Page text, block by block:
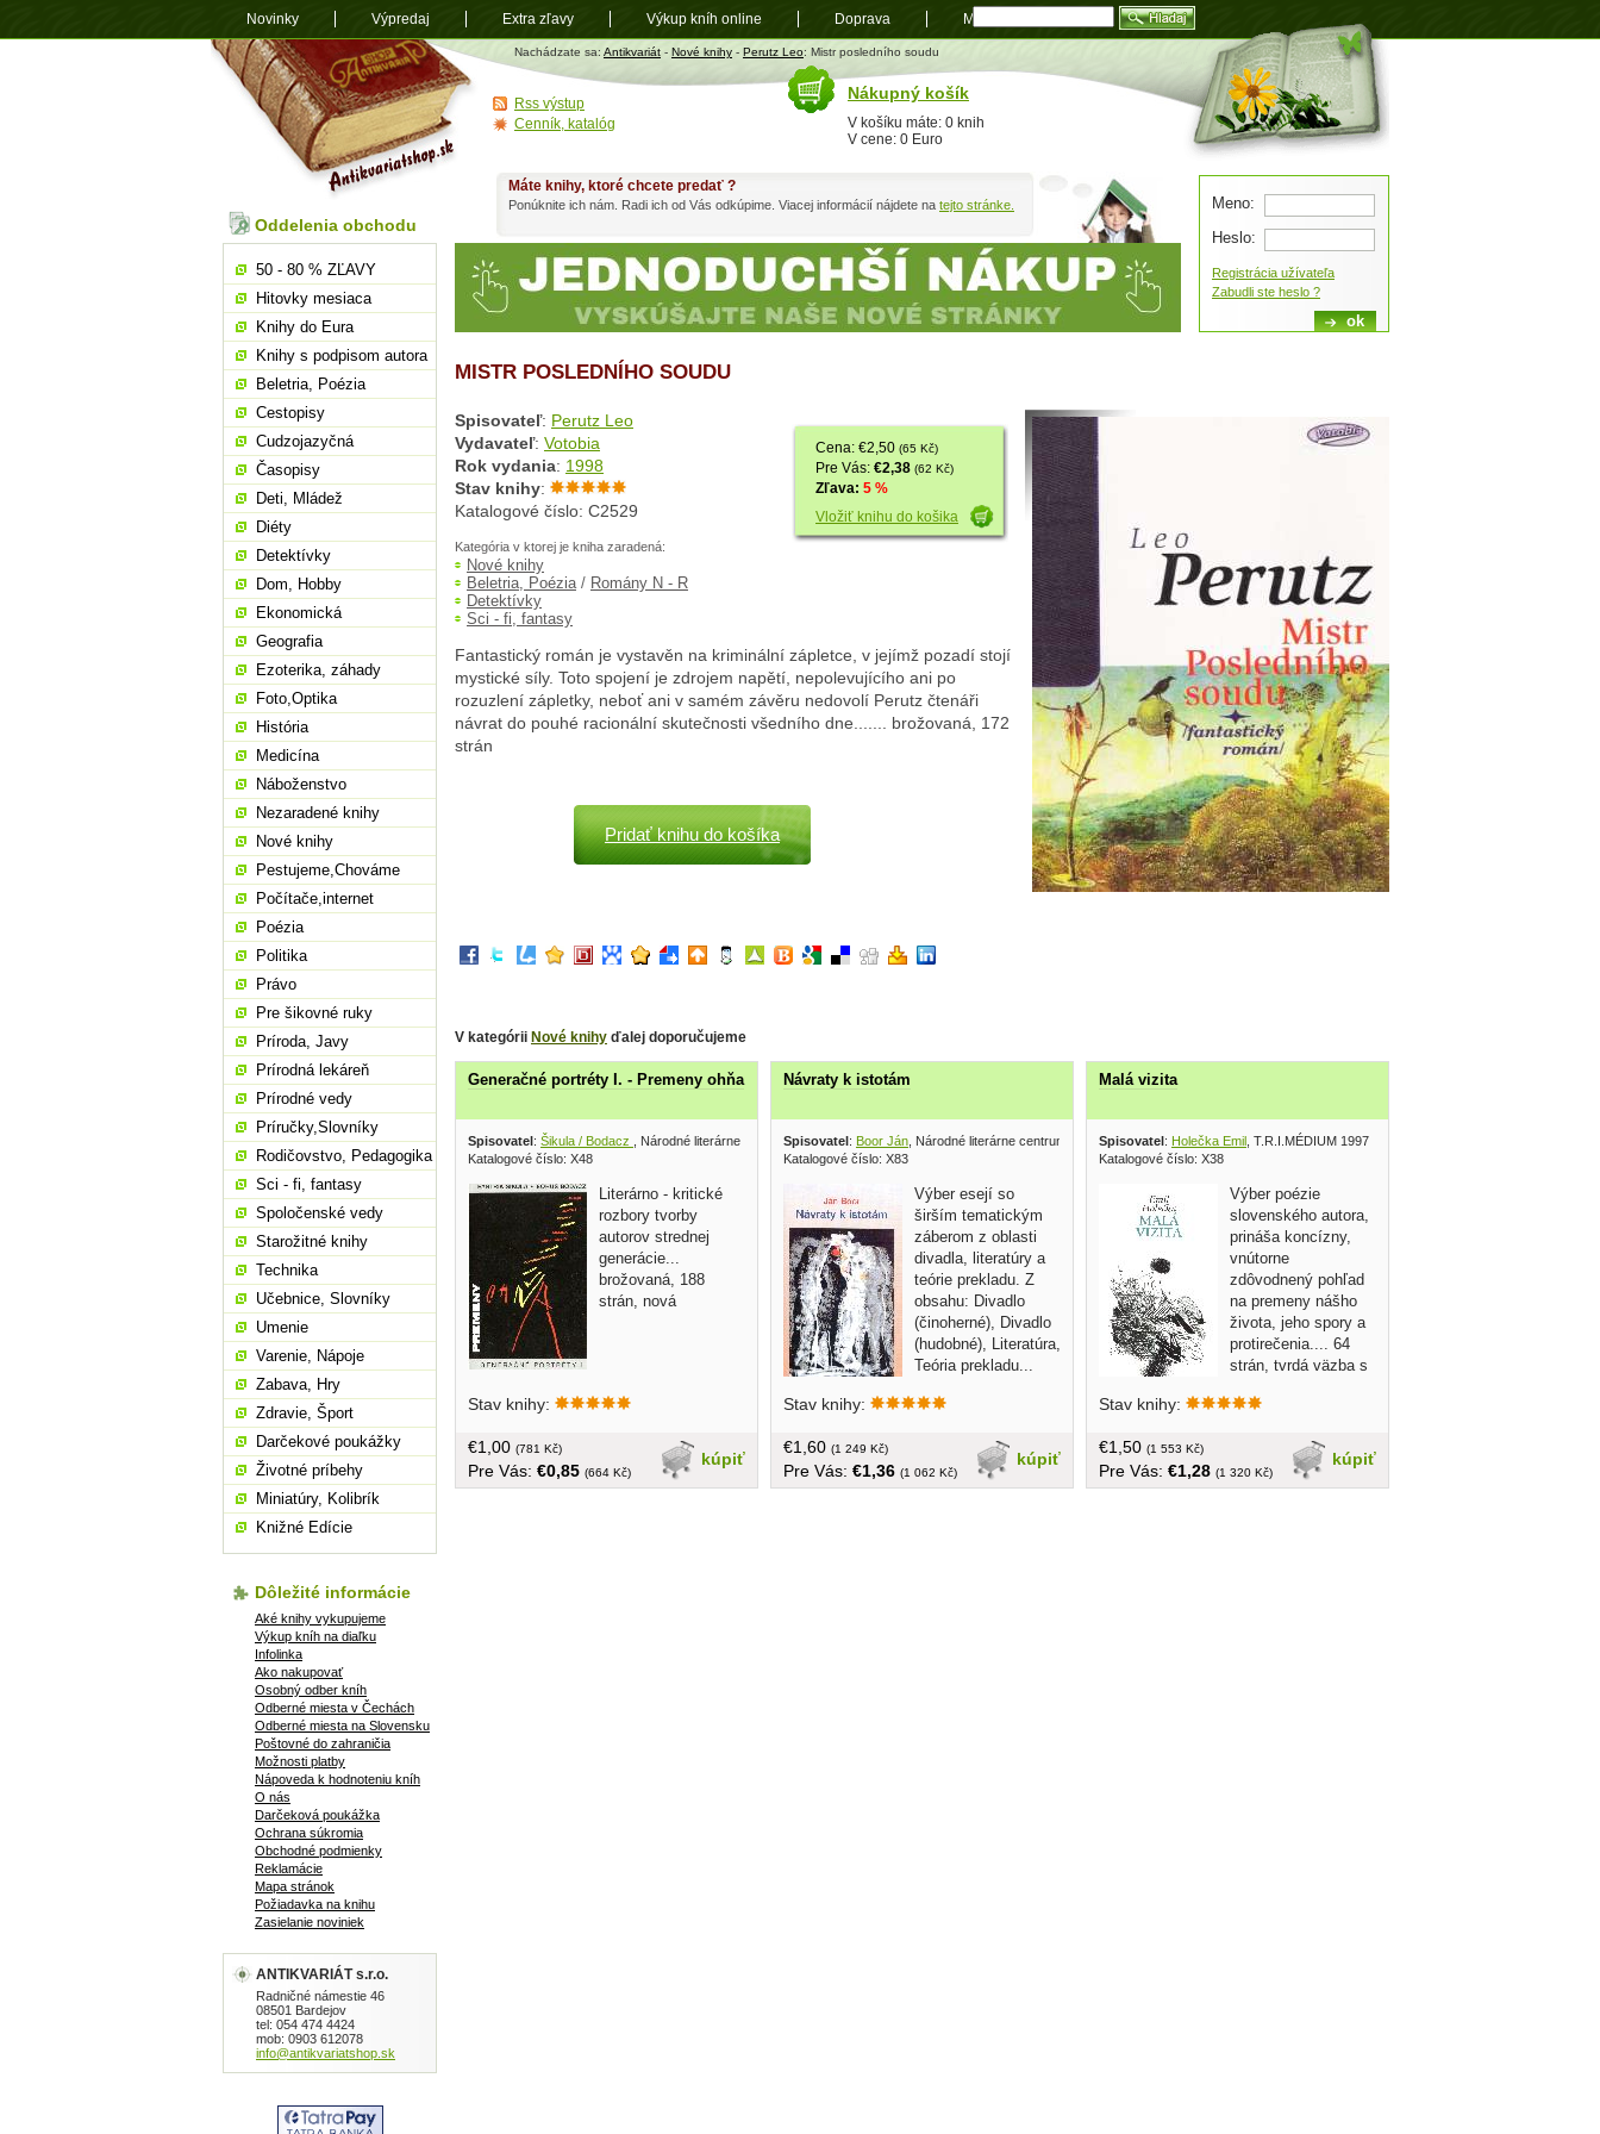
Antikvariát
shop.sk
Nachádzate sa: Antikvariát - Nové knihy - Perutz Leo: Mistr posledního soudu
MISTR POSLEDNÍHO SOUDU
Cena: €2,50 (65 Kč)
Pre Vás: €2,38 (62 Kč)
Zľava: 5 %
Vložiť knihu do košika
Spisovateľ: Perutz Leo
Vydavateľ: Votobia
Rok vydania: 1998
Stav knihy:
Katalogové číslo: C2529
Kategória v ktorej je kniha zaradená:
Nové knihy
Beletria, Poézia/ Romány N - R
Detektívky
Sci - fi, fantasy
Fantastický román je vystavěn na kriminální zápletce, v jejímž pozadí stojí
mystické síly. Toto spojení je zdrojem napětí, nepolevujícího ani po
rozuzlení zápletky, neboť ani v samém závěru nedovolí Perutz čtenáři
návrat do pouhé racionální skutečnosti všedního dne....... brožovaná, 172
strán
Pridať knihu do košíka
V kategórii Nové knihy ďalej doporučujeme
Generačné portréty I. - Premeny ohňa
Spisovatel: Šikula / Bodacz
, Národné literárne centrum 1997
Katalogové číslo: X48
Literárno - kritické
rozbory tvorby
autorov strednej
generácie...
brožovaná, 188
strán, nová
Stav knihy:
kúpiť
€1,00 (781 Kč)
Pre Vás: €0,85 (664 Kč)
Návraty k istotám
Spisovatel: Boor Ján , Národné literárne centrum 1998
Katalogové číslo: X83
Výber esejí so
širším tematickým
záberom z oblasti
divadla, literatúry a
teórie prekladu. Z
obsahu: Divadlo
(činoherné), Divadlo
(hudobné), Literatúra,
Teória prekladu...
väzba, obal, nová
Stav knihy:
kúpiť
€1,60 (1 249 Kč)
Pre Vás: €1,36 (1 062 Kč)
Malá vizita
Spisovatel: Holečka Emil , T.R.I.MÉDIUM 1997
Katalogové číslo: X38
Výber poézie
slovenského autora,
prináša koncízny,
vnútorne
zdôvodnený pohľad
na premeny nášho
života, jeho spory a
protirečenia.... 64
strán, tvrdá väzba s
Stav knihy:
kúpiť
€1,50 (1 553 Kč)
Pre Vás: €1,28 (1 320 Kč)
Máte knihy, ktoré chcete predať ?
Ponúknite ich nám. Radi ich od Vás odkúpime. Viacej informácií nájdete na tejto stránke.
Oddelenia obchodu
50 - 80 % ZĽAVY
Hitovky mesiaca
Knihy do Eura
Knihy s podpisom autora
Beletria, Poézia
Cestopisy
Cudzojazyčná
Časopisy
Deti, Mládež
Diéty
Detektívky
Dom, Hobby
Ekonomická
Geografia
Ezoterika, záhady
Foto,Optika
História
Medicína
Náboženstvo
Nezaradené knihy
Nové knihy
Pestujeme,Chováme
Počítače,internet
Poézia
Politika
Právo
Pre šikovné ruky
Príroda, Javy
Prírodná lekáreň
Prírodné vedy
Príručky,Slovníky
Rodičovstvo, Pedagogika
Sci - fi, fantasy
Spoločenské vedy
Starožitné knihy
Technika
Učebnice, Slovníky
Umenie
Varenie, Nápoje
Zabava, Hry
Zdravie, Šport
Darčekové poukážky
Životné príbehy
Miniatúry, Kolibrík
Knižné Edície
Dôležité informácie
Aké knihy vykupujeme
Výkup kníh na diaľku
Infolinka
Ako nakupovať
Osobný odber kníh
Odberné miesta v Čechách
Odberné miesta na Slovensku
Poštovné do zahraničia
Možnosti platby
Nápoveda k hodnoteniu kníh
O nás
Darčeková poukážka
Ochrana súkromia
Obchodné podmienky
Reklamácie
Mapa stránok
Požiadavka na knihu
Zasielanie noviniek
ANTIKVARIÁT s.r.o.
Radničné námestie 46
08501 Bardejov
tel: 054 474 4424
mob: 0903 612078
info@antikvariatshop.sk
Meno:
Heslo:
Registrácia užívateľa
Zabudli ste heslo ?
Nákupný košík
V košíku máte: 0 knih
V cene: 0 Euro
Rss výstup
Cenník, katalóg
Novinky Výpredaj Extra zľavy Výkup kníh online Doprava Mapa